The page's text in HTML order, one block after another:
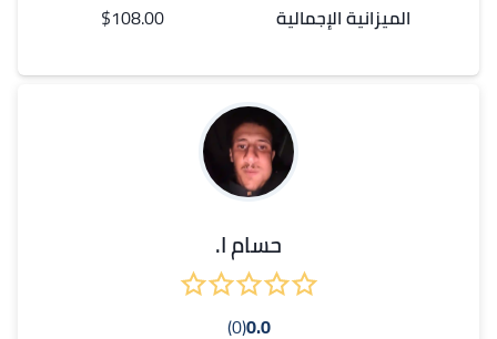
الميزانية الإجمالية
$108.00
حسام ا.
0.0
(0)